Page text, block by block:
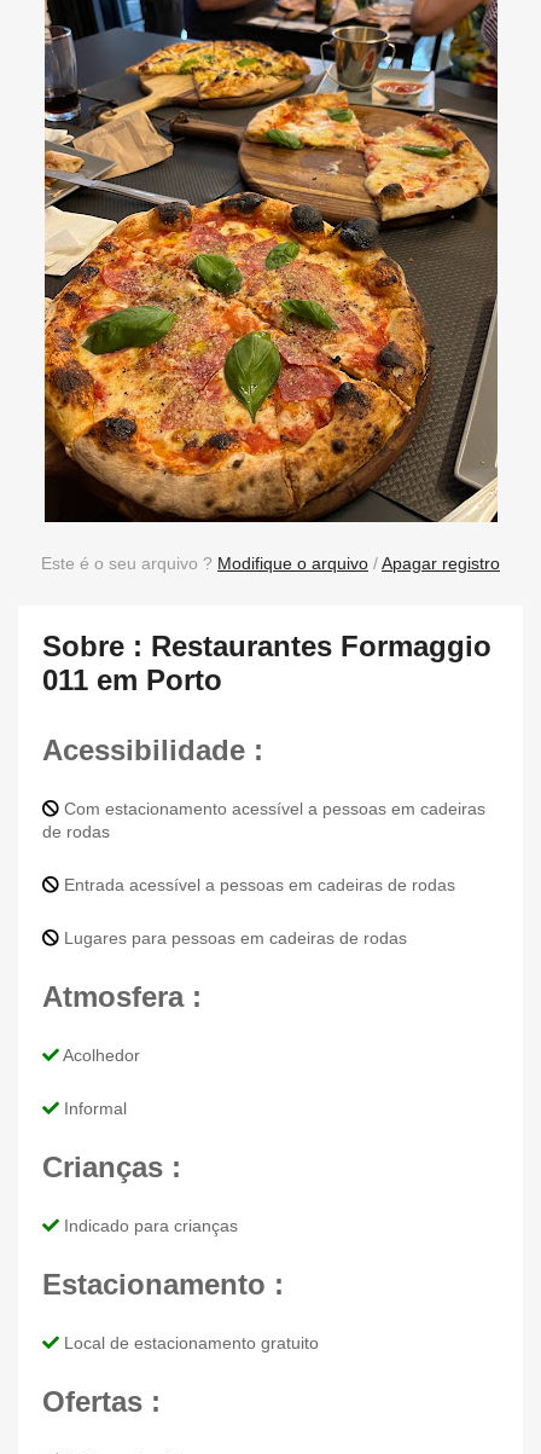
Este é o seu arquivo ? Modifique o arquivo /Apagar registro
Sobre : Restaurantes Formaggio
011 em Porto
Acessibilidade :
Com estacionamento acessível a pessoas em cadeiras
de rodas
Entrada acessível a pessoas em cadeiras de rodas
Lugares para pessoas em cadeiras de rodas
Atmosfera :
Acolhedor
Informal
Crianças :
Indicado para crianças
Estacionamento :
Local de estacionamento gratuito
Ofertas :